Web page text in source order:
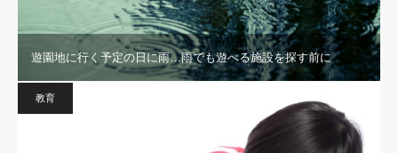
遊園地に行く予定の日に雨…雨でも遊べる施設を探す前に
教育